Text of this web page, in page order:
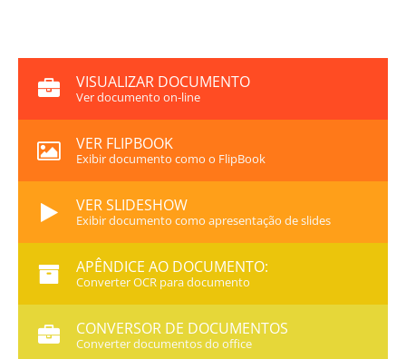
VISUALIZAR DOCUMENTO
Ver documento on-line
VER FLIPBOOK
Exibir documento como o FlipBook
VER SLIDESHOW
Exibir documento como apresentação de slides
APÊNDICE AO DOCUMENTO:
Converter OCR para documento
CONVERSOR DE DOCUMENTOS
Converter documentos do office